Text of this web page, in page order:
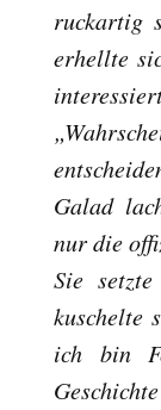
ruckartig
erhellte
Galad
nur die
Sie
kuschelte
ich bin